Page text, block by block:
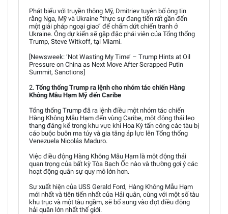
Phát biểu với truyền thông Mỹ, Dmitriev tuyên bố ông tin
rằng Nga, Mỹ và Ukraine “thực sự đang tiến rất gần đến
một giải pháp ngoại giao” để chấm dứt chiến tranh ở
Ukraine. Ông dự kiến sẽ gặp đặc phái viên của Tổng thống
Trump, Steve Witkoff, tại Miami.
[Newsweek: ‘Not Wasting My Time’ – Trump Hints at Oil
Pressure on China as Next Move After Scrapped Putin
Summit, Sanctions]
2. Tổng thống Trump ra lệnh cho nhóm tác chiến Hàng
Không Mẫu Hạm Mỹ đến Caribe
Tổng thống Trump đã ra lệnh điều một nhóm tác chiến
Hàng Không Mẫu Hạm đến vùng Caribe, một động thái leo
thang đáng kể trong khu vực khi Hoa Kỳ tấn công các tàu bị
cáo buộc buôn ma túy và gia tăng áp lực lên Tổng thống
Venezuela Nicolás Maduro.
Việc điều động Hàng Không Mẫu Hạm là một động thái
quan trọng của bất kỳ Tòa Bạch Ốc nào và thường gợi ý các
hoạt động quân sự quy mô lớn hơn.
Sự xuất hiện của USS Gerald Ford, Hàng Không Mẫu Hạm
mới nhất và tiên tiến nhất của Hải quân, cùng với một số tàu
khu trục và một tàu ngầm, sẽ bổ sung vào đợt điều động
hải quân lớn nhất thế giới.